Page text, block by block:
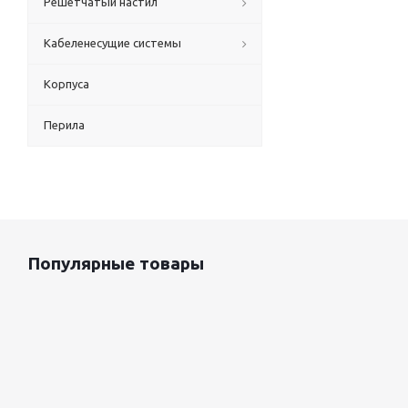
Кабеленесущие системы
Корпуса
Перила
Популярные товары